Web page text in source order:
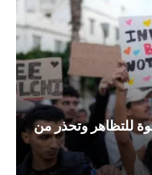
دعوة للتظاهر وتحذر من